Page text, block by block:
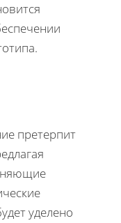
претерпит
уделено